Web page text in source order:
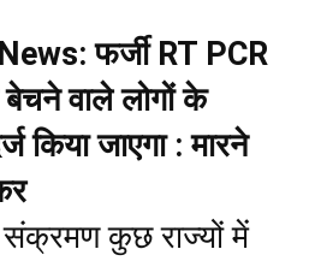
फर्जी RT PCR
बेचने वाले लोगों के
किया जाएगा : मारने
संक्रमण कुछ राज्यों में